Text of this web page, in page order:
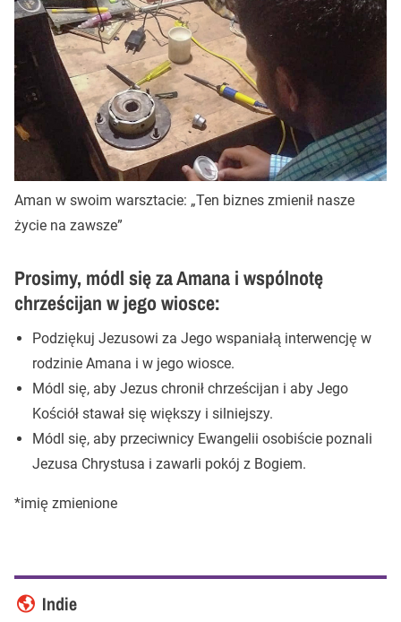
Aman w swoim warsztacie: „Ten biznes zmienił nasze
życie na zawsze”
Prosimy, módl się za Amana i wspólnotę
chrześcijan w jego wiosce:
Podziękuj Jezusowi za Jego wspaniałą interwencję w
rodzinie Amana i w jego wiosce.
Módl się, aby Jezus chronił chrześcijan i aby Jego
Kościół stawał się większy i silniejszy.
Módl się, aby przeciwnicy Ewangelii osobiście poznali
Jezusa Chrystusa i zawarli pokój z Bogiem.
*imię zmienione
Indie